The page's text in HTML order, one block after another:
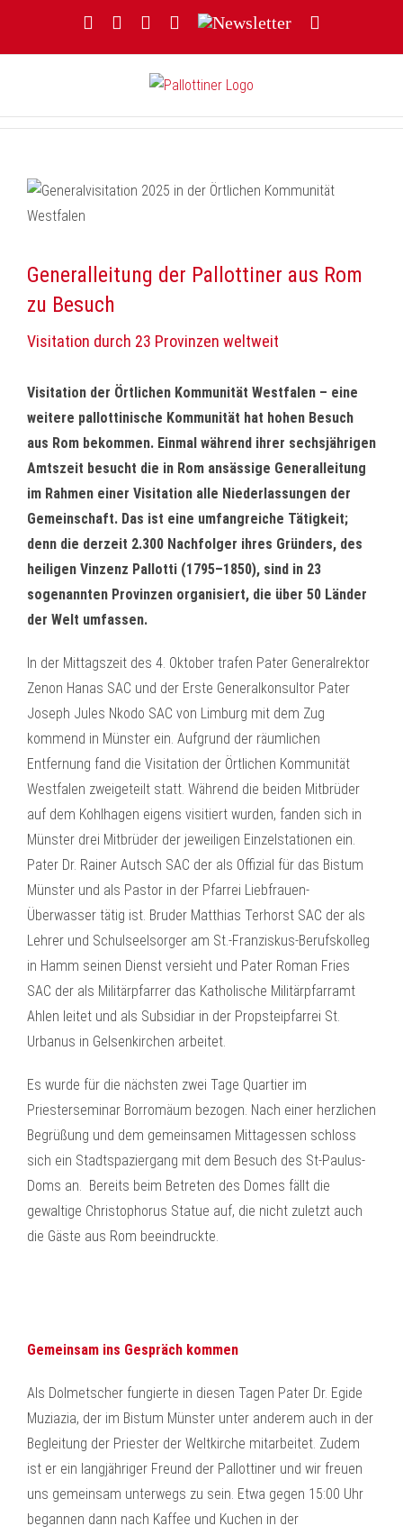
FacebookYouTubeInstagram
Threads
Newsletter
Generalleitung der Pallottiner aus Rom
zu Besuch
Visitation durch 23 Provinzen weltweit
Visitation der Örtlichen Kommunität Westfalen – eine
weitere pallottinische Kommunität hat hohen Besuch
aus Rom bekommen. Einmal während ihrer sechsjährigen
Amtszeit besucht die in Rom ansässige Generalleitung
im Rahmen einer Visitation alle Niederlassungen der
Gemeinschaft. Das ist eine umfangreiche Tätigkeit;
denn die derzeit 2.300 Nachfolger ihres Gründers, des
heiligen Vinzenz Pallotti (1795–1850), sind in 23
sogenannten Provinzen organisiert, die über 50 Länder
der Welt umfassen.
In der Mittagszeit des 4. Oktober trafen Pater Generalrektor
Zenon Hanas SAC und der Erste Generalkonsultor Pater
Joseph Jules Nkodo SAC von Limburg mit dem Zug
kommend in Münster ein. Aufgrund der räumlichen
Entfernung fand die Visitation der Örtlichen Kommunität
Westfalen zweigeteilt statt. Während die beiden Mitbrüder
auf dem Kohlhagen eigens visitiert wurden, fanden sich in
Münster drei Mitbrüder der jeweiligen Einzelstationen ein.
Pater Dr. Rainer Autsch SAC der als Offizial für das Bistum
Münster und als Pastor in der Pfarrei Liebfrauen-
Überwasser tätig ist. Bruder Matthias Terhorst SAC der als
Lehrer und Schulseelsorger am St.-Franziskus-Berufskolleg
in Hamm seinen Dienst versieht und Pater Roman Fries
SAC der als Militärpfarrer das Katholische Militärpfarramt
Ahlen leitet und als Subsidiar in der Propsteipfarrei St.
Urbanus in Gelsenkirchen arbeitet.
Es wurde für die nächsten zwei Tage Quartier im
Priesterseminar Borromäum bezogen. Nach einer herzlichen
Begrüßung und dem gemeinsamen Mittagessen schloss
sich ein Stadtspaziergang mit dem Besuch des St-Paulus-
Doms an. Bereits beim Betreten des Domes fällt die
gewaltige Christophorus Statue auf, die nicht zuletzt auch
die Gäste aus Rom beeindruckte.
Gemeinsam ins Gespräch kommen
Als Dolmetscher fungierte in diesen Tagen Pater Dr. Egide
Muziazia, der im Bistum Münster unter anderem auch in der
Begleitung der Priester der Weltkirche mitarbeitet. Zudem
ist er ein langjähriger Freund der Pallottiner und wir freuen
uns gemeinsam unterwegs zu sein. Etwa gegen 15:00 Uhr
begannen dann nach Kaffee und Kuchen in der